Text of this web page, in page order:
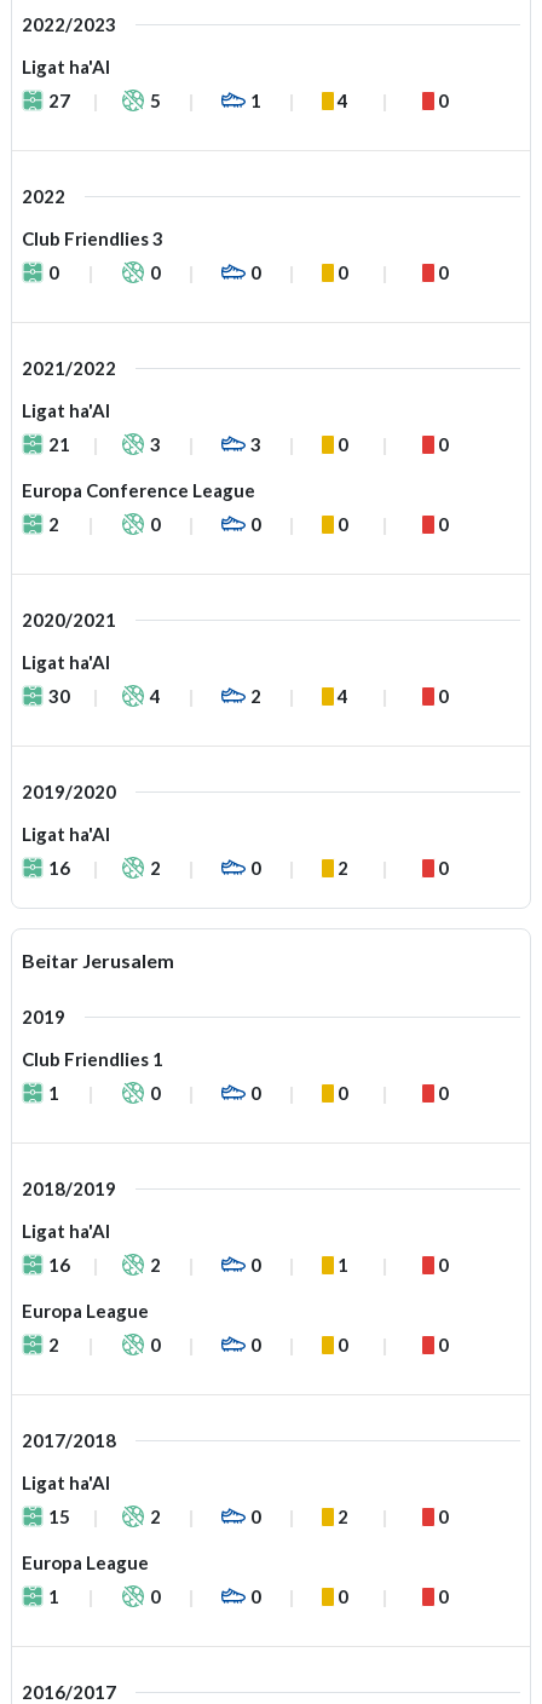
2022/2023
Ligat ha'Al
27
5 1 4 0
2022
Club Friendlies 3
0
0 0 0 0
2021/2022
Ligat ha'Al
21
3 3 0 0
Europa Conference League
2
0 0 0 0
2020/2021
Ligat ha'Al
30
4 2 4 0
2019/2020
Ligat ha'Al
16
2 0 2 0
Beitar Jerusalem
2019
Club Friendlies 1
1
0 0 0 0
2018/2019
Ligat ha'Al
16
2 0 1 0
Europa League
2
0 0 0 0
2017/2018
Ligat ha'Al
15
2 0 2 0
Europa League
1
0 0 0 0
2016/2017